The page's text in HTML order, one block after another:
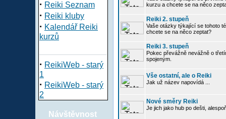
· Reiki Seznam
· Reiki kluby
· Kalendář Reiki
kurzů
· ReikiWeb - starý
1
· ReikiWeb - starý
2
Návštěvnost
kurzu a chcete se na něco
Reiki 2. stupeň
Vaše otázky týkající se tohoto
chcete se na něco zeptat?
Reiki 3. stupeň
Pokec převážně nevážně o
spojeným.
Vše ostatní, ale o Reiki
Jak už název napovídá ...
Nové směry Reiki
Je jich jako hub po dešti,